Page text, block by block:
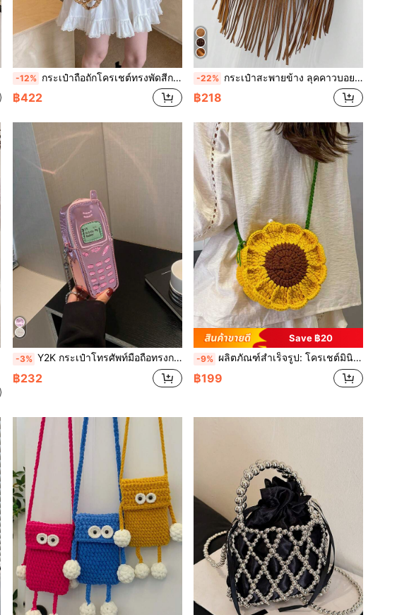
-12% กระเป๋าถือถักโครเชต์ทรงพัดสีกากีวินเทจ ด้ามไม้ ดีไซน์เฉพาะตัว กระเป๋าสะพายไหล่สำหรับเดินทางไปทำงานและวันหยุดพักผ่อนที่ชายหาด
฿422
-22% กระเป๋าสะพายข้าง ลุคคาวบอย สไตล์ย้อนยุค สีน้ำตาล ติดมุ้ง, ดีไซน์โบฮีเมียนเอกลักษณ์ สำหรับผู้หญิง
฿218
-3% Y2K กระเป๋าโทรศัพท์มือถือทรงกระเป๋าดีไซน์น่ารักและเซ็กซี่สไตล์สาว, กระเป๋าสตางค์สะพายข้างโซ่รุ่นใหม่ปี 2024, คาวาอิ
฿232
Save ฿20
-9% ผลิตภัณฑ์สำเร็จรูป: โครเชต์มินิดอกทานตะวันสองด้านถักด้วยมือหวานกระเป๋าถักข้ามร่างกายกระเป๋าใส่เหรียญกุญแจ
฿199